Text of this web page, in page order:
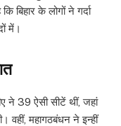
बिहार के लोगों ने गर्दा
में।
ने 39 ऐसी सीटें थीं, जहां
वहीं, महागठबंधन ने इन्हीं